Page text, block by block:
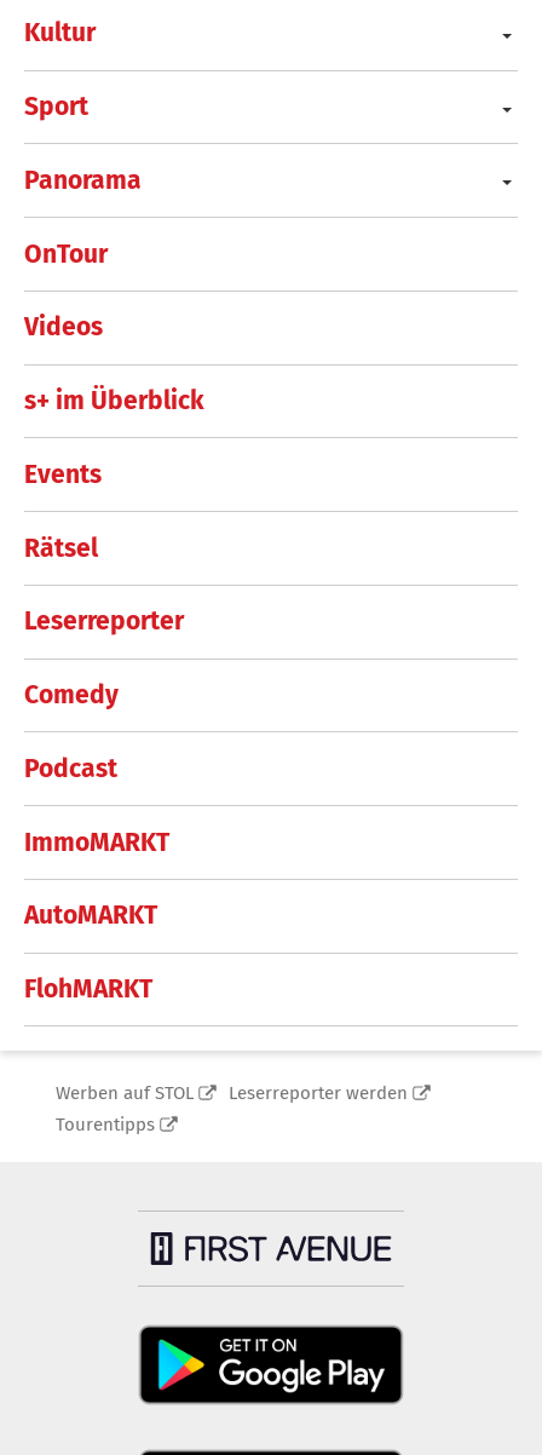
Kultur
Sport
Panorama
OnTour
Videos
s+ im Überblick
Events
Rätsel
Leserreporter
Comedy
Podcast
ImmoMARKT
AutoMARKT
FlohMARKT
Werben auf STOL
Leserreporter werden
Tourentipps